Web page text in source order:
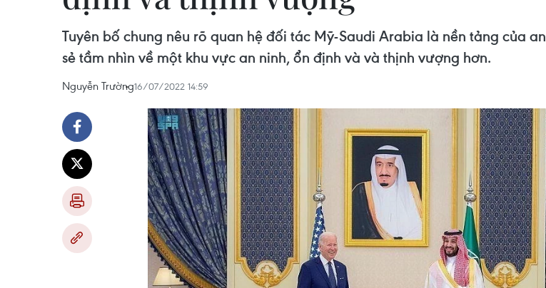
Tuyên bố chung nêu rõ quan hệ đối tác Mỹ-Saudi Arabia là nền tảng của
sẻ tầm nhìn về một khu vực an ninh, ổn định và và thịnh vượng hơn.
Nguyễn Trường16/07/2022 14:59